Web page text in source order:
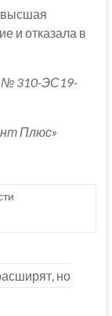
высшая
и отказала в
310-ЭС19-
Плюс»
но